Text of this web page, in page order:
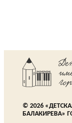
© 2026
БАЛАКИРЕВА»